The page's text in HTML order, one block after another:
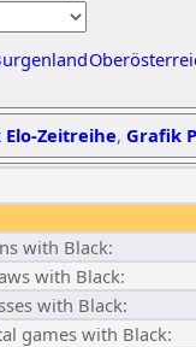
Zeitreihe, Grafik
with Black:
with Black:
with Black:
games with Black: